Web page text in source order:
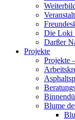
Die Loki
Darßer
Projekte
Projekte
Blume